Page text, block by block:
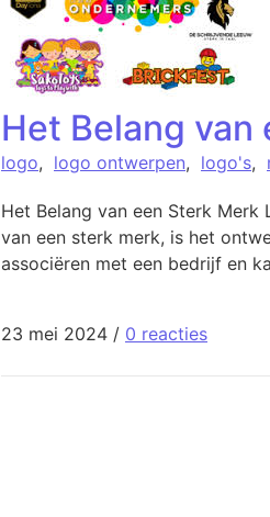
Het Belang
logo, logo ontwerpen, logo's,
Het Belang van een Sterk
van een sterk merk, is het
associëren met een bedrijf en
23 mei 2024 / 0 reacties